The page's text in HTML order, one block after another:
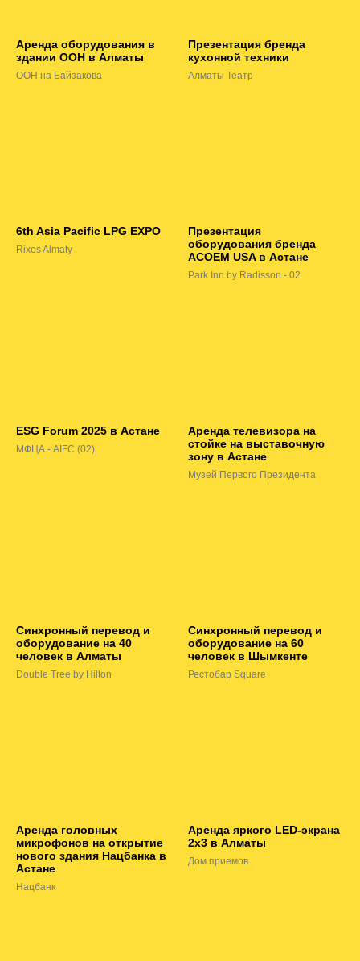
Аренда оборудования в
здании ООН в Алматы
ООН на Байзакова
Презентация бренда
кухонной техники
Алматы Театр
6th Asia Pacific LPG EXPO
Rixos Almaty
Презентация
оборудования бренда
ACOEM USA в Астане
Park Inn by Radisson - 02
ESG Forum 2025 в Астане
МФЦА - AIFC (02)
Аренда телевизора на
стойке на выставочную
зону в Астане
Музей Первого Президента
Синхронный перевод и
оборудование на 40
человек в Алматы
Double Tree by Hilton
Синхронный перевод и
оборудование на 60
человек в Шымкенте
Рестобар Square
Аренда головных
микрофонов на открытие
нового здания Нацбанка в
Астане
Нацбанк
Аренда яркого LED-экрана
2х3 в Алматы
Дом приемов